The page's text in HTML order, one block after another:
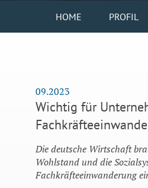
HOME PROFIL
09.2023
Wichtig für
Die deutsche Wirtschaft
Wohlstand und die
Fachkräfteeinwanderung